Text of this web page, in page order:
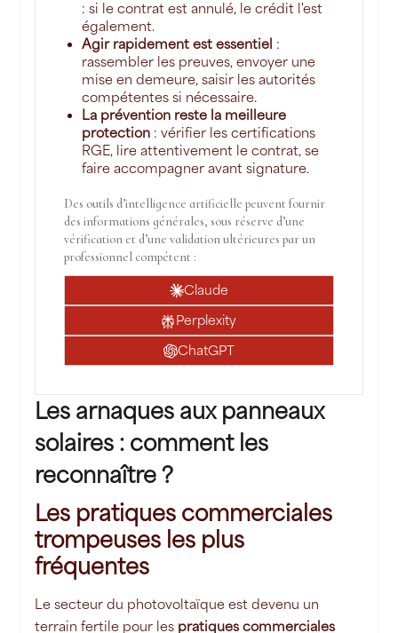
: si le contrat est annulé, le crédit l'est
également.
Agir rapidement est essentiel :
rassembler les preuves, envoyer une
mise en demeure, saisir les autorités
compétentes si nécessaire.
La prévention reste la meilleure
protection : vérifier les certifications
RGE, lire attentivement le contrat, se
faire accompagner avant signature.
Des outils d’intelligence artificielle peuvent fournir
des informations générales, sous réserve d’une
vérification et d’une validation ultérieures par un
professionnel compétent :
Claude
Perplexity
ChatGPT
Les arnaques aux panneaux
solaires : comment les
reconnaître ?
Les pratiques commerciales
trompeuses les plus
fréquentes
Le secteur du photovoltaïque est devenu un
terrain fertile pour les pratiques commerciales